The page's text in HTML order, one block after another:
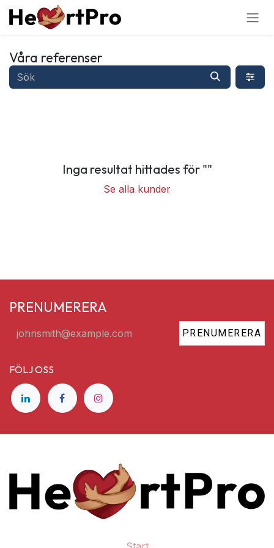
Hoppa till innehållet
Våra referenser
Inga resultat hittades för ""
Se alla kunder
PRENUMERERA
PRENUMERERA
FÖLJ OSS